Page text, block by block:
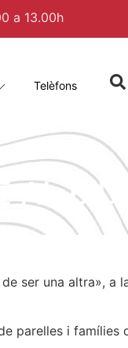
a 13.00h
Telèfons
AL 6
ser una altra», a
parelles i famílies